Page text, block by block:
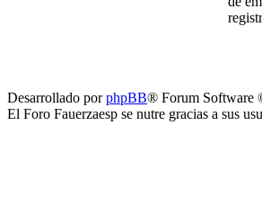
Desarrollado porphpBB® Forum Software
El Foro Fauerzaesp se nutre gracias a sus